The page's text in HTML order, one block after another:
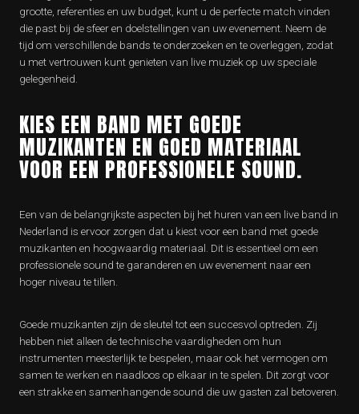
grootte, referenties en uw budget, kunt u de perfecte match vinden
die past bij de sfeer en doelstellingen van uw evenement. Neem de
tijd om verschillende bands te onderzoeken en te overleggen, zodat
u met vertrouwen kunt genieten van live muziek op uw speciale
gelegenheid.
KIES EEN BAND MET GOEDE
MUZIKANTEN EN GOED MATERIAAL
VOOR EEN PROFESSIONELE SOUND.
Een van de belangrijkste aspecten bij het huren van een live band in
Nederland is ervoor zorgen dat u kiest voor een band met goede
muzikanten en hoogwaardig materiaal. Dit is essentieel om een
professionele sound te garanderen en uw evenement naar een
hoger niveau te tillen.
Goede muzikanten zijn de sleutel tot een succesvol optreden. Zij
hebben niet alleen de technische vaardigheden om hun
instrumenten meesterlijk te bespelen, maar ook het vermogen om
samen te werken en naadloos op elkaar in te spelen. Dit zorgt voor
een strakke en samenhangende sound die uw gasten zal betoveren.